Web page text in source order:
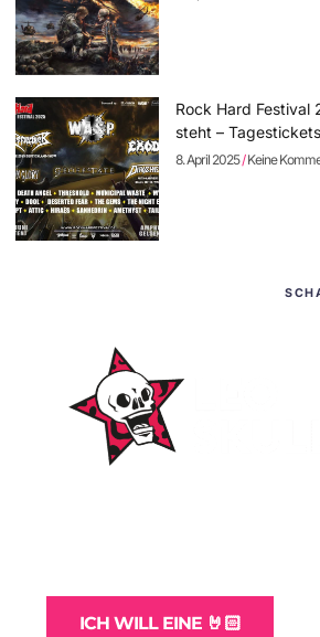
Rock Hard Festival
steht –
8. April 2025 Keine
ICH WILL EINE 🤘🏻